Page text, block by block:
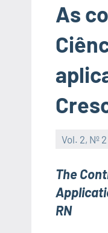
As
Vol. 2, Nº 2
The
RN